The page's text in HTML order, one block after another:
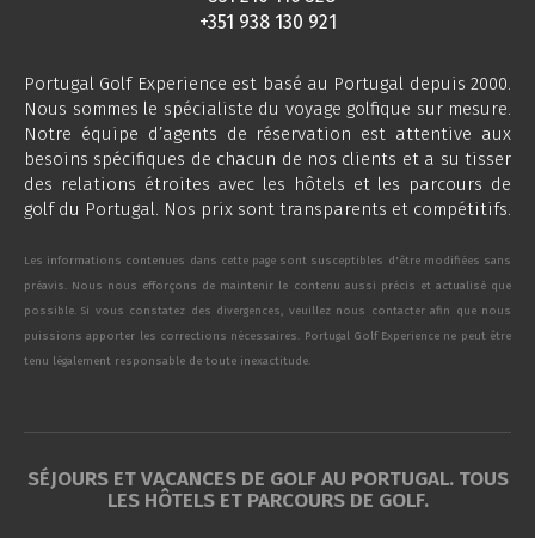
+351 938 130 921
Portugal Golf Experience est basé au Portugal depuis 2000.
Nous sommes le spécialiste du voyage golfique sur mesure.
Notre équipe d’agents de réservation est attentive aux
besoins spécifiques de chacun de nos clients et a su tisser
des relations étroites avec les hôtels et les parcours de
golf du Portugal. Nos prix sont transparents et compétitifs.
Les informations contenues dans cette page sont susceptibles d'être modifiées sans
préavis. Nous nous efforçons de maintenir le contenu aussi précis et actualisé que
possible. Si vous constatez des divergences, veuillez nous contacter afin que nous
puissions apporter les corrections nécessaires. Portugal Golf Experience ne peut être
tenu légalement responsable de toute inexactitude.
SÉJOURS ET VACANCES DE GOLF AU PORTUGAL. TOUS
LES HÔTELS ET PARCOURS DE GOLF.